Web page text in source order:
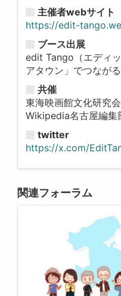
主催者webサイト
https://edit-
ブース出展
edit Tango（エディ
アタウン」でつなが
共催
東海映画館文化研究会
Wikipedia名古屋編集
twitter
https://x.com/
関連フォーラム